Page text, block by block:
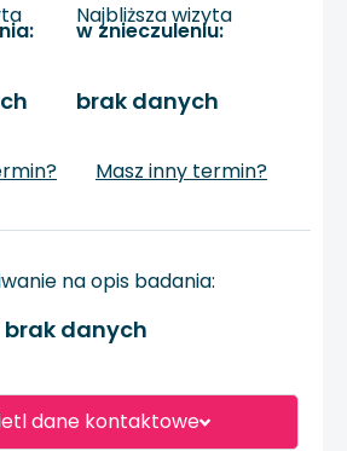
dane kontaktowe
Najbliższa wizyta
w znieczuleniu:
brak danych
Masz inny termin?
na opis badania:
brak danych